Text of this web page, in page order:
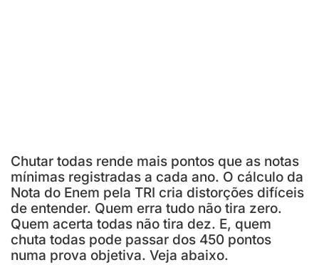
Chutar todas rende mais pontos que as notas
mínimas registradas a cada ano. O cálculo da
Nota do Enem pela TRI cria distorções difíceis
de entender. Quem erra tudo não tira zero.
Quem acerta todas não tira dez. E, quem
chuta todas pode passar dos 450 pontos
numa prova objetiva. Veja abaixo.